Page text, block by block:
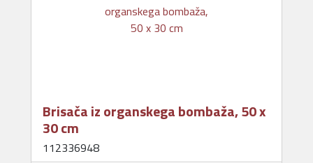
Brisača iz organskega bombaža, 50 x
30 cm
112336948